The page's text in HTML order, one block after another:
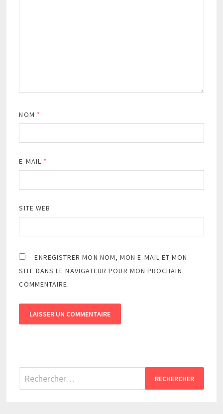
NOM *
E-MAIL *
SITE WEB
ENREGISTRER MON NOM, MON E-MAIL ET MON
SITE DANS LE NAVIGATEUR POUR MON PROCHAIN
COMMENTAIRE.
Rechercher :